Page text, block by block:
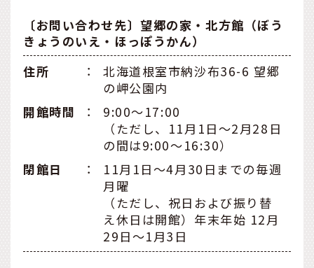
〔お問い合わせ先〕望郷の家・北方館（ぼう
きょうのいえ・ほっぽうかん）
住所
：
北海道根室市納沙布36-6 望郷
の岬公園内
開館時間
：
9:00～17:00
（ただし、11月1日～2月28日
の間は9:00～16:30）
閉館日
：
11月1日～4月30日までの毎週
月曜
（ただし、祝日および振り替
え休日は開館）年末年始 12月
29日～1月3日